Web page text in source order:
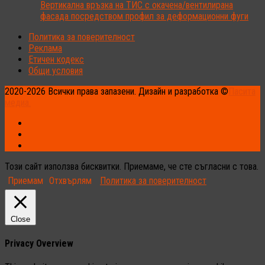
Вертикална връзка на ТИС с окачена/вентилирана
фасада посредством профил за деформационни фуги
Политика за поверителност
Реклама
Етичен кодекс
Общи условия
2020-2026 Всички права запазени. Дизайн и разработка ©
Този сайт използва бисквитки. Приемаме, че сте съгласни с това.
Приемам Отхвърлям Политика за поверителност
Close
Privacy Overview